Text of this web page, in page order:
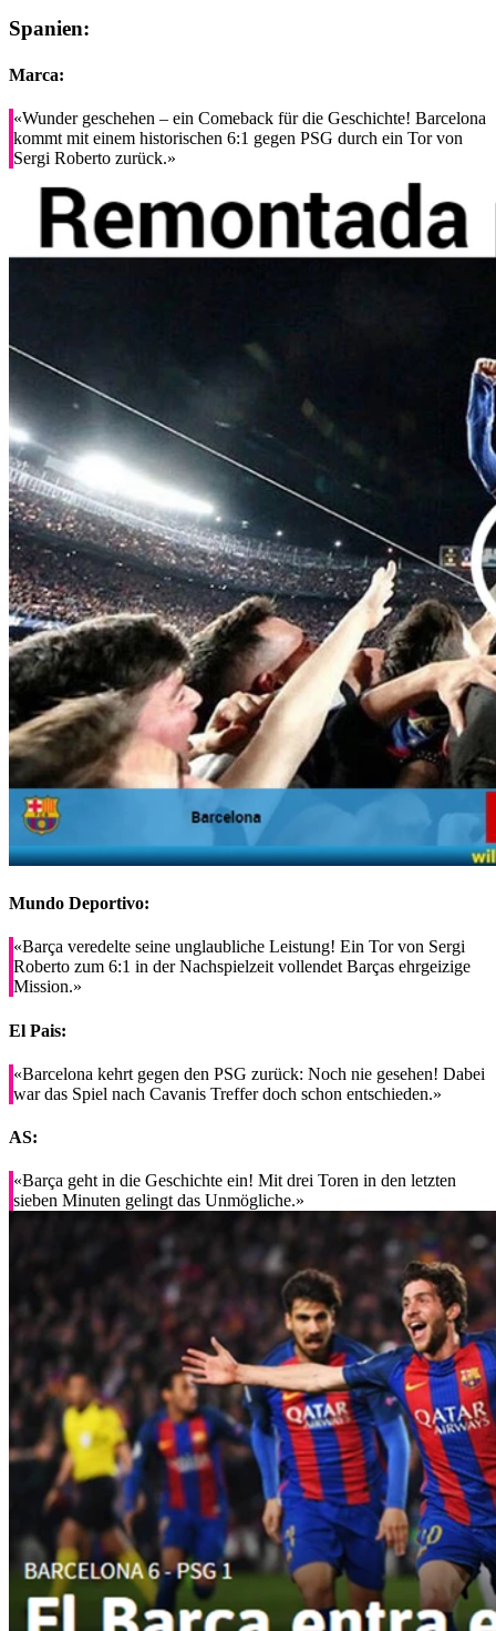
Spanien:
Marca:
«Wunder geschehen – ein Comeback für die Geschichte! Barcelona
kommt mit einem historischen 6:1 gegen PSG durch ein Tor von
Sergi Roberto zurück.»
Mundo Deportivo:
«Barça veredelte seine unglaubliche Leistung! Ein Tor von Sergi
Roberto zum 6:1 in der Nachspielzeit vollendet Barças ehrgeizige
Mission.»
El Pais:
«Barcelona kehrt gegen den PSG zurück: Noch nie gesehen! Dabei
war das Spiel nach Cavanis Treffer doch schon entschieden.»
AS:
«Barça geht in die Geschichte ein! Mit drei Toren in den letzten
sieben Minuten gelingt das Unmögliche.»